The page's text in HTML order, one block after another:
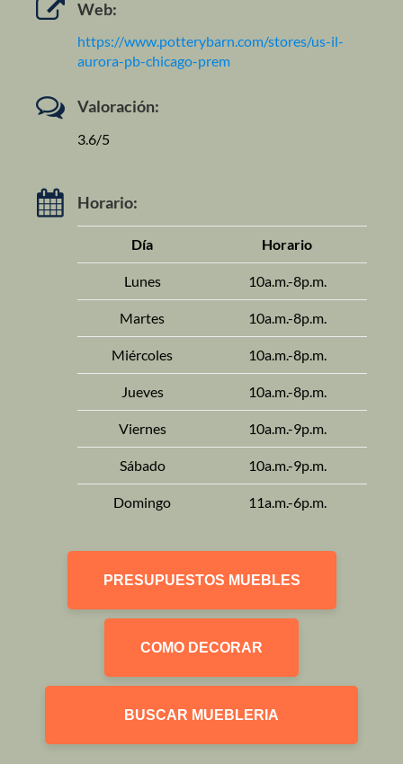
Web:
https://www.potterybarn.com/stores/us-il-
aurora-pb-chicago-prem
Valoración:
3.6/5
Horario:
Día Horario
Lunes 10a.m.-8p.m.
Martes 10a.m.-8p.m.
Miércoles 10a.m.-8p.m.
Jueves 10a.m.-8p.m.
Viernes 10a.m.-9p.m.
Sábado 10a.m.-9p.m.
Domingo 11a.m.-6p.m.
PRESUPUESTOS MUEBLES
COMO DECORAR
BUSCAR MUEBLERIA